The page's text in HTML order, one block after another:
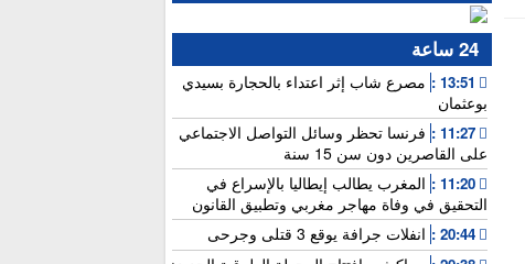
24 ساعة
13:51 :
مصرع شاب إثر اعتداء بالحجارة بسيدي
بوعثمان
11:27 :
فرنسا تحظر وسائل التواصل الاجتماعي
على القاصرين دون سن 15 سنة
11:20 :
المغرب يطالب إيطاليا بالإسراع في
التحقيق في وفاة مهاجر مغربي وتطبيق القانون
20:44 : انفلات جرافة يوقع 3 قتلى وجرحى